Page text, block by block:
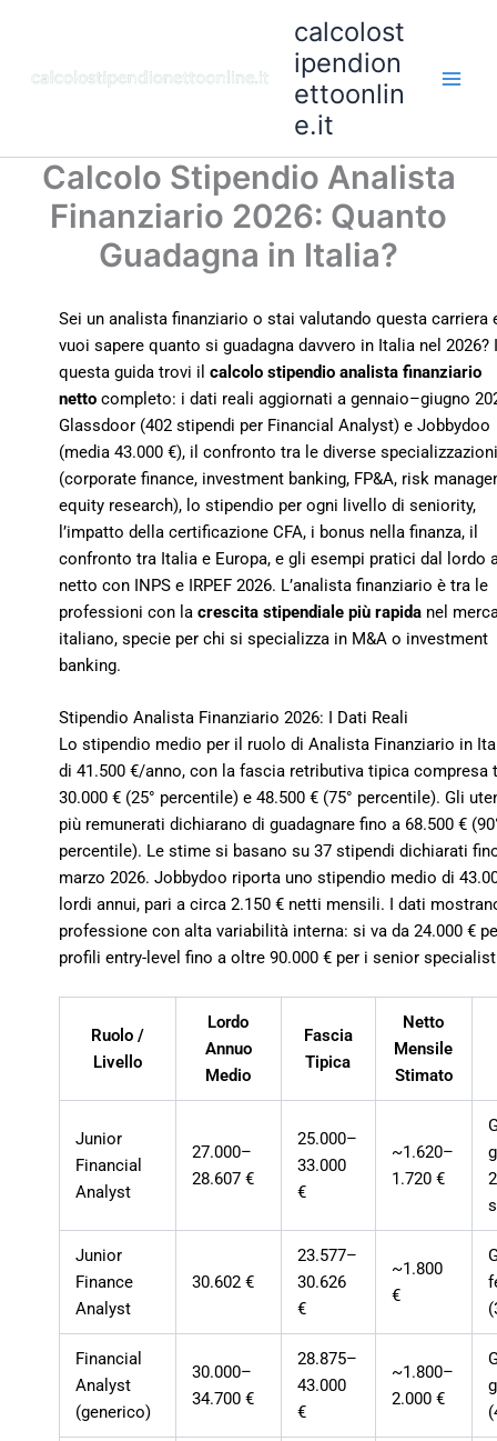
contenuto
calcolost
ipendion
ettoonlin
e.it
Calcolo Stipendio Analista
Finanziario 2026: Quanto
Guadagna in Italia?
Sei un analista finanziario o stai valutando questa carriera
vuoi sapere quanto si guadagna davvero in Italia nel 2026?
questa guida trovi il calcolo stipendio analista finanziario
nettocompleto: i dati reali aggiornati a gennaio–giugno
Glassdoor (402 stipendi per Financial Analyst) e Jobbydoo
(media 43.000 €), il confronto tra le diverse specializzazioni
(corporate finance, investment banking, FP&A, risk
equity research), lo stipendio per ogni livello di seniority,
l’impatto della certificazione CFA, i bonus nella finanza, il
confronto tra Italia e Europa, e gli esempi pratici dal lordo
netto con INPS e IRPEF 2026. L’analista finanziario è tra le
professioni con la crescita stipendiale più rapidanel
italiano, specie per chi si specializza in M&A o investment
banking.
Stipendio Analista Finanziario 2026: I Dati Reali
Lo stipendio medio per il ruolo di Analista Finanziario in
di 41.500 €/anno, con la fascia retributiva tipica compresa
30.000 € (25° percentile) e 48.500 € (75° percentile). Gli
più remunerati dichiarano di guadagnare fino a 68.500 €
percentile). Le stime si basano su 37 stipendi dichiarati
marzo 2026. Jobbydoo riporta uno stipendio medio di
lordi annui, pari a circa 2.150 € netti mensili. I dati
professione con alta variabilità interna: si va da 24.000 €
profili entry-level fino a oltre 90.000 € per i senior
Ruolo /
Livello
Lordo
Annuo
Medio
Fascia
Tipica
Netto
Mensile
Stimato
Junior
Financial
Analyst
27.000–
28.607 €
25.000–
33.000
€
~1.620–
1.720 €
Junior
Finance
Analyst
30.602 €
23.577–
30.626
€
~1.800
€
Financial
Analyst
(generico)
30.000–
34.700 €
28.875–
43.000
€
~1.800–
2.000 €